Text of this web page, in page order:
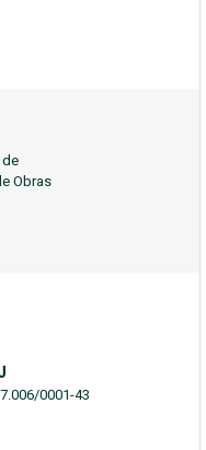
Obras
0001-43